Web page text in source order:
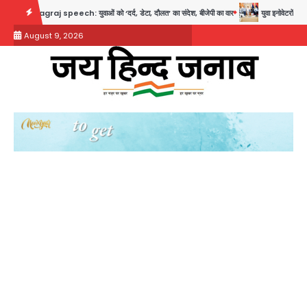
content
speech: युवाओं को ‘दर्द, डेटा, दौलत’ का संदेश, बीजेपी का वार युवा इनोवेटरों की सोच से
August 9, 2026